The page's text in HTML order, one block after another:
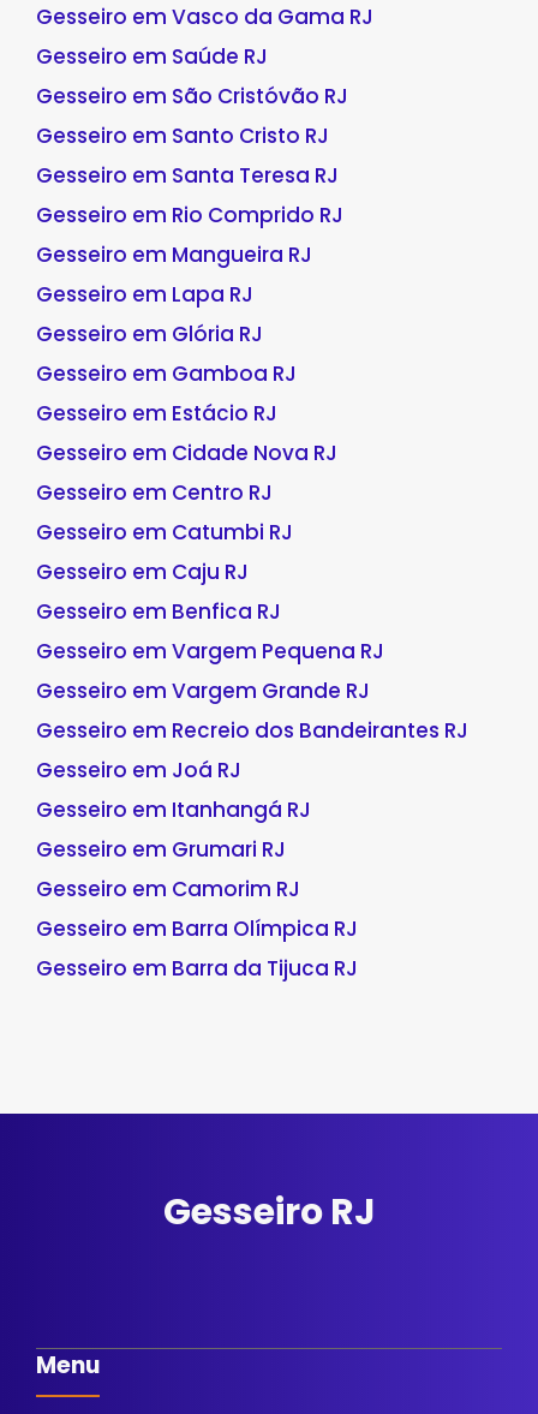
Gesseiro em Vasco da Gama RJ
Gesseiro em Saúde RJ
Gesseiro em São Cristóvão RJ
Gesseiro em Santo Cristo RJ
Gesseiro em Santa Teresa RJ
Gesseiro em Rio Comprido RJ
Gesseiro em Mangueira RJ
Gesseiro em Lapa RJ
Gesseiro em Glória RJ
Gesseiro em Gamboa RJ
Gesseiro em Estácio RJ
Gesseiro em Cidade Nova RJ
Gesseiro em Centro RJ
Gesseiro em Catumbi RJ
Gesseiro em Caju RJ
Gesseiro em Benfica RJ
Gesseiro em Vargem Pequena RJ
Gesseiro em Vargem Grande RJ
Gesseiro em Recreio dos Bandeirantes RJ
Gesseiro em Joá RJ
Gesseiro em Itanhangá RJ
Gesseiro em Grumari RJ
Gesseiro em Camorim RJ
Gesseiro em Barra Olímpica RJ
Gesseiro em Barra da Tijuca RJ
Gesseiro RJ
Menu